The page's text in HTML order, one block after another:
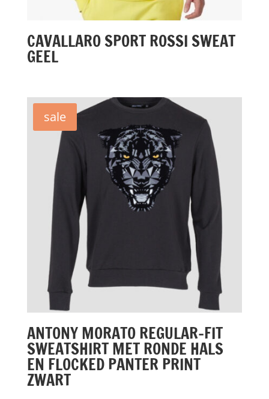
CAVALLARO SPORT ROSSI SWEAT
GEEL
sale
ANTONY MORATO REGULAR-FIT
SWEATSHIRT MET RONDE HALS
EN FLOCKED PANTER PRINT
ZWART